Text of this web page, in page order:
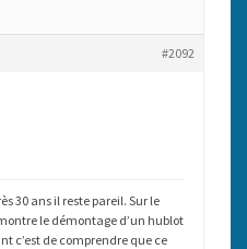
#2092
30 ans il reste pareil. Sur le
le démontage d’un hublot
c’est de comprendre que ce